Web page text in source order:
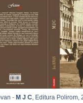
- M J C, Editura Polirom,